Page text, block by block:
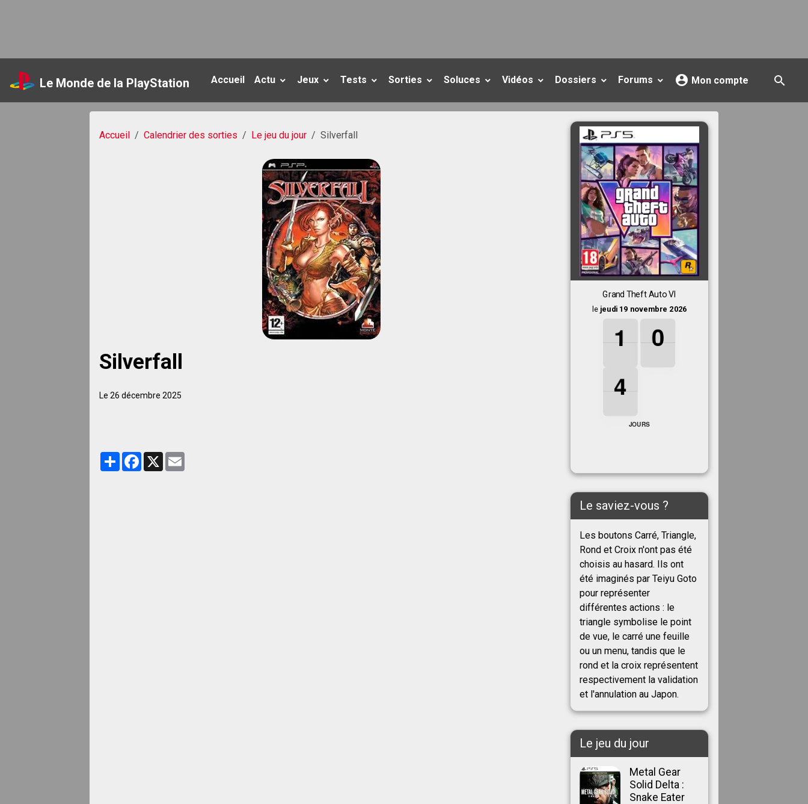
Le Monde de la PlayStation Accueil Actu Jeux Tests Sorties Soluces Vidéos Dossiers Forums Mon compte
Accueil Calendrier des sorties Le jeu du jour Silverfall
Silverfall
Le 26 décembre 2025
PartagerFacebook
X
Grand Theft Auto VI
le jeudi 19 novembre 2026
1
1
1
1 0
0
0
0
4
4
4
4
JOURS
Le saviez-vous ?
Les boutons Carré, Triangle,
Rond et Croix n'ont pas été
choisis au hasard. Ils ont
été imaginés par Teiyu Goto
pour représenter
différentes actions : le
triangle symbolise le point
de vue, le carré une feuille
ou un menu, tandis que le
rond et la croix représentent
respectivement la validation
et l'annulation au Japon.
Le jeu du jour
Metal Gear
Solid Delta :
Snake Eater